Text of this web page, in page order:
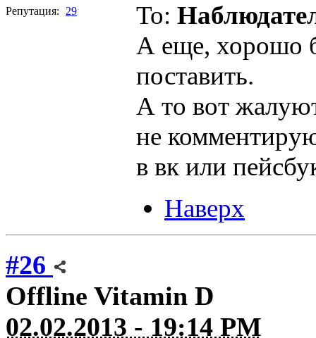
Репутация: 29 To:
А еще, хорошо
поставить.
А то вот
не
в вк или
Наверх
#26
Offline Vitamin D
02.02.2013 - 19:14 PM